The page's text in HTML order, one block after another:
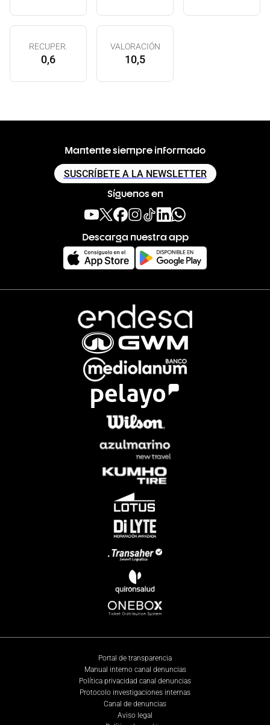
RECUPER.
0,6
VALORACIÓN
10,5
Mantente siempre informado
SUSCRÍBETE A LA NEWSLETTER
Síguenos en
Descarga nuestra app
Portal de transparencia
Manual interno canal denuncias
Política privacidad canal denuncias
Protocolo investigaciones internas
Canal de denuncias
Aviso legal